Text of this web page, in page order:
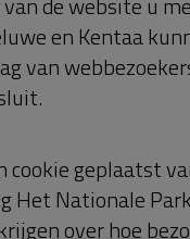
De Hoge Veluwe
Zo is het
of producten
aan te
het weergeven
die voor u
partners gebeurt